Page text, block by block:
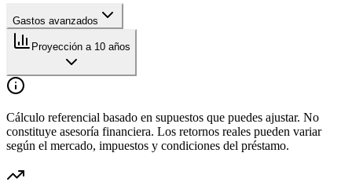
Gastos avanzados
Proyección a 10 años
Cálculo referencial basado en supuestos que puedes ajustar. No
constituye asesoría financiera. Los retornos reales pueden variar
según el mercado, impuestos y condiciones del préstamo.